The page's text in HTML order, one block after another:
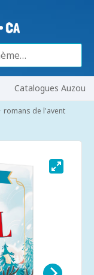
Catalogues Auzou
romans de l'avent